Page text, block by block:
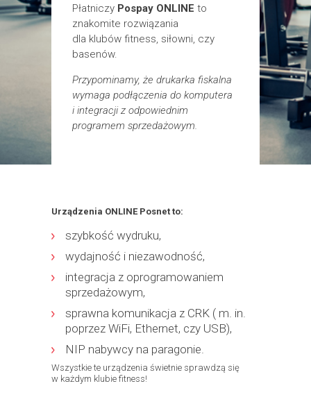
Płatniczy Pospay ONLINE to
znakomite rozwiązania
dla klubów fitness, siłowni, czy
basenów.
Przypominamy, że drukarka fiskalna
wymaga podłączenia do komputera
i integracji z odpowiednim
programem sprzedażowym.
Urządzenia ONLINE Posnet to:
szybkość wydruku,
wydajność i niezawodność,
integracja z oprogramowaniem
sprzedażowym,
sprawna komunikacja z CRK ( m. in.
poprzez WiFi, Ethernet, czy USB),
NIP nabywcy na paragonie.
Wszystkie te urządzenia świetnie sprawdzą się
w każdym klubie fitness!